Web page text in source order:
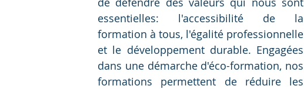
essentielles: l'accessibilité de la
formation à tous, l'égalité professionnelle
et le développement durable. Engagées
dans une démarche d'éco-formation, nos
formations permettent de réduire les